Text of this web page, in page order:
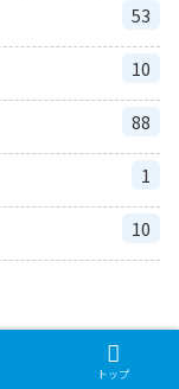
53
10
88
1
10
トップ